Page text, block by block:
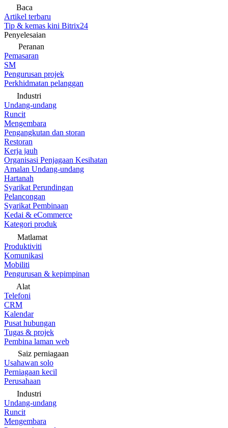
Baca
Artikel terbaru
Tip & kemas kini Bitrix24
Penyelesaian
Peranan
Pemasaran
SM
Pengurusan projek
Perkhidmatan pelanggan
Industri
Undang-undang
Runcit
Mengembara
Pengangkutan dan storan
Restoran
Kerja jauh
Organisasi Penjagaan Kesihatan
Amalan Undang-undang
Hartanah
Syarikat Perundingan
Pelancongan
Syarikat Pembinaan
Kedai & eCommerce
Kategori produk
Matlamat
Produktiviti
Komunikasi
Mobiliti
Pengurusan & kepimpinan
Alat
Telefoni
CRM
Kalendar
Pusat hubungan
Tugas & projek
Pembina laman web
Saiz perniagaan
Usahawan solo
Perniagaan kecil
Perusahaan
Industri
Undang-undang
Runcit
Mengembara